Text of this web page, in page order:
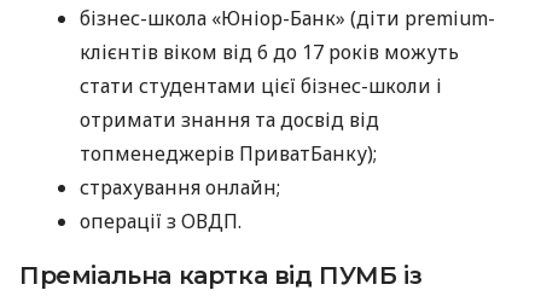
бізнес-школа «Юніор-Банк» (діти premium-
клієнтів віком від 6 до 17 років можуть
стати студентами цієї бізнес-школи і
отримати знання та досвід від
топменеджерів ПриватБанку);
страхування онлайн;
операції з ОВДП.
Преміальна картка від ПУМБ із